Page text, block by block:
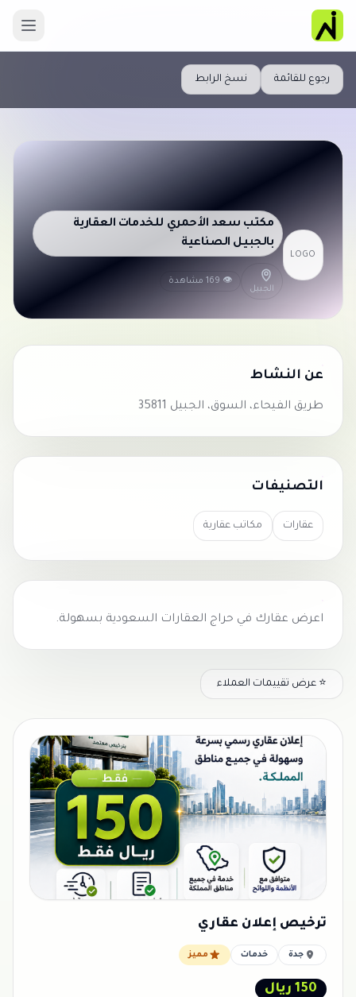
رجوع للقائمة نسخ الرابط
LOGO
مكتب سعد الأحمري للخدمات العقارية
بالجبيل الصناعية
الجبيل
👁 169 مشاهدة
عن النشاط
طريق الفيحاء، السوق، الجبيل 35811
التصنيفات
عقارات مكاتب عقارية
اعرض عقارك في حراج العقارات السعودية بسهولة.
⭐ عرض تقييمات العملاء
ترخيص إعلان عقاري
جدة خدمات مميز
150 ريال